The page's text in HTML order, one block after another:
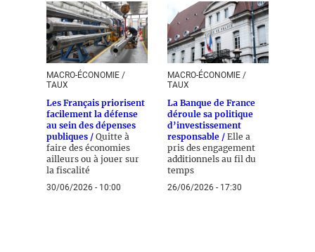
MACRO-ÉCONOMIE /
TAUX
Les Français priorisent
facilement la défense
au sein des dépenses
publiques / Quitte à
faire des économies
ailleurs ou à jouer sur
la fiscalité
30/06/2026 - 10:00
MACRO-ÉCONOMIE /
TAUX
La Banque de France
déroule sa politique
d’investissement
responsable / Elle a
pris des engagement
additionnels au fil du
temps
26/06/2026 - 17:30